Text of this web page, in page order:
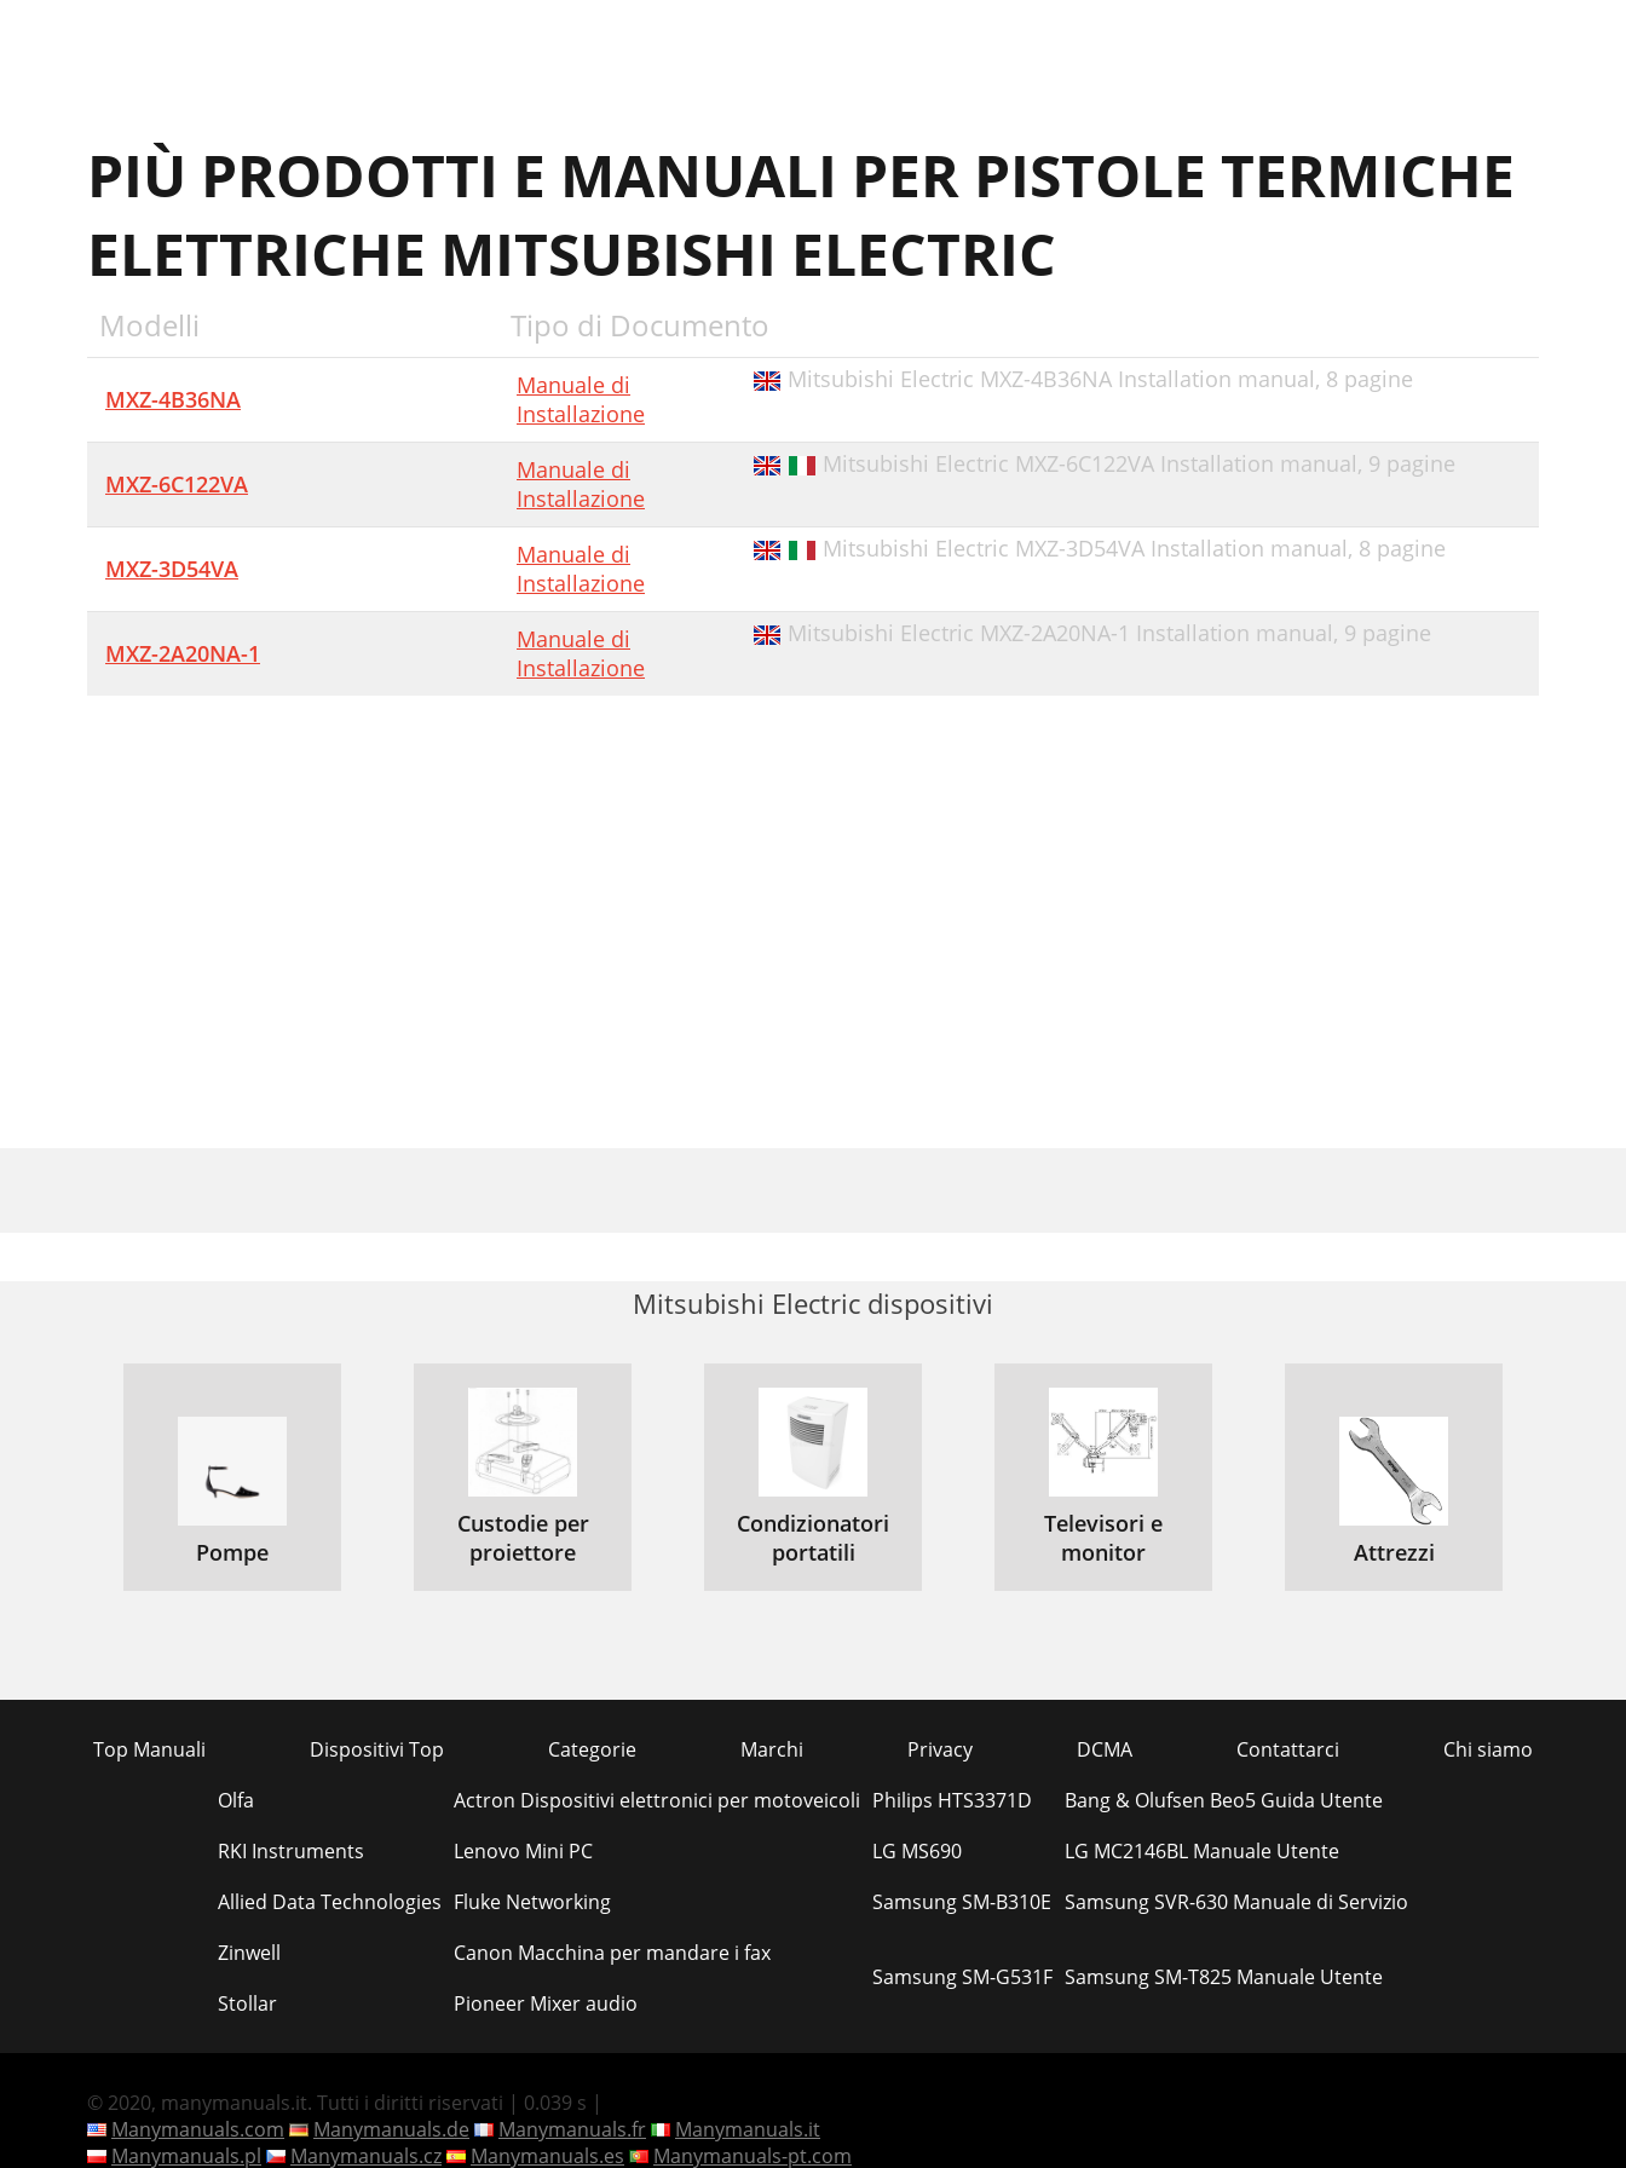
PIÙ PRODOTTI E MANUALI PER PISTOLE TERMICHE
ELETTRICHE MITSUBISHI ELECTRIC
Modelli Tipo di Documento
MXZ-4B36NA
Manuale di
Installazione
Mitsubishi Electric MXZ-4B36NA Installation manual, 8 pagine
MXZ-6C122VA
Manuale di
Installazione
Mitsubishi Electric MXZ-6C122VA Installation manual, 9 pagine
MXZ-3D54VA
Manuale di
Installazione
Mitsubishi Electric MXZ-3D54VA Installation manual, 8 pagine
MXZ-2A20NA-1
Manuale di
Installazione
Mitsubishi Electric MXZ-2A20NA-1 Installation manual, 9 pagine
Mitsubishi Electric dispositivi
Pompe
Custodie per
proiettore
Condizionatori
portatili
Televisori e
monitor
Attrezzi
Top Manuali Dispositivi Top Categorie Marchi Privacy DCMA Contattarci
Chi siamo
Olfa
RKI Instruments
Allied Data Technologies
Zinwell
Stollar
Actron Dispositivi elettronici per motoveicoli
Lenovo Mini PC
Fluke Networking
Canon Macchina per mandare i fax
Pioneer Mixer audio
Philips HTS3371D
LG MS690
Samsung SM-B310E
Samsung SM-G531F
Bang & Olufsen Beo5 Guida Utente
LG MC2146BL Manuale Utente
Samsung SVR-630 Manuale di Servizio
Samsung SM-T825 Manuale Utente
© 2020, manymanuals.it. Tutti i diritti riservati | 0.039 s |
Manymanuals.com
Manymanuals.de Manymanuals.fr
Manymanuals.it
Manymanuals.pl
Manymanuals.cz Manymanuals.es Manymanuals-pt.com